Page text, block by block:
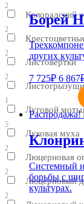
2
Колорадский
2
2
Листовертки
2
1
Луговой
5
Луковая муха
2
Люцерновая
2
Люцерновый
2
Борей
других
7 725₽ 6
Распродажа!
Системный
борьбы с
культурах.